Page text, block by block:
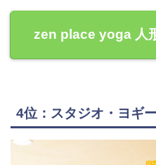
zen place yoga 人
4位：スタジオ・ヨギ